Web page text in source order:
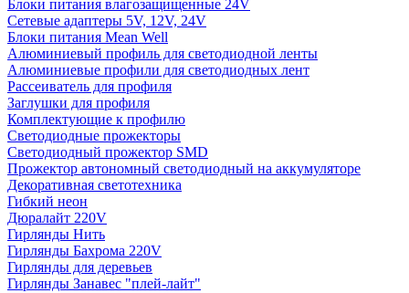
Блоки питания влагозащищенные 24V
Сетевые адаптеры 5V, 12V, 24V
Блоки питания Mean Well
Алюминиевый профиль для светодиодной ленты
Алюминиевые профили для светодиодных лент
Рассеиватель для профиля
Заглушки для профиля
Комплектующие к профилю
Светодиодные прожекторы
Светодиодный прожектор SMD
Прожектор автономный светодиодный на аккумуляторе
Декоративная светотехника
Гибкий неон
Дюралайт 220V
Гирлянды Нить
Гирлянды Бахрома 220V
Гирлянды для деревьев
Гирлянды Занавес "плей-лайт"